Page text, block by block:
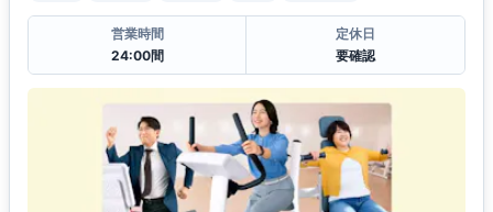
営業時間
24:00間
定休日
要確認